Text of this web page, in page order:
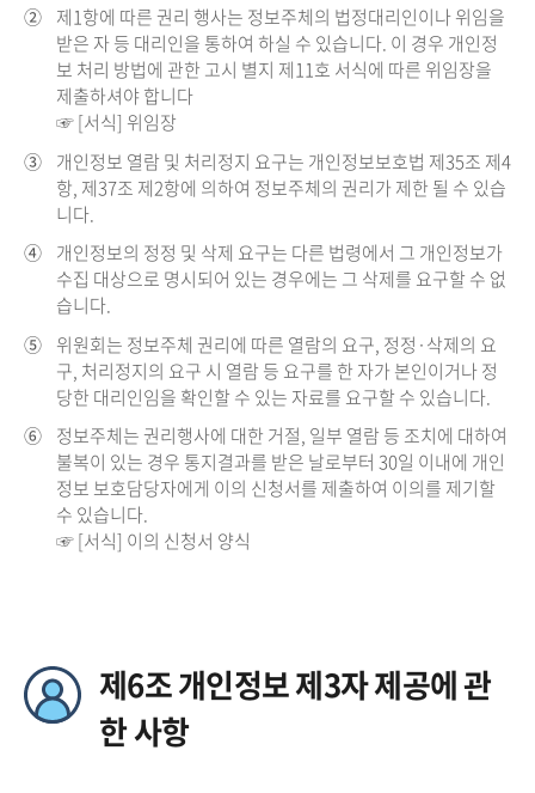
② 제1항에 따른 권리 행사는 정보주체의 법정대리인이나 위임을
받은 자 등 대리인을 통하여 하실 수 있습니다. 이 경우 개인정
보 처리 방법에 관한 고시 별지 제11호 서식에 따른 위임장을
제출하셔야 합니다
☞ [서식] 위임장
③ 개인정보 열람 및 처리정지 요구는 개인정보보호법 제35조 제4
항, 제37조 제2항에 의하여 정보주체의 권리가 제한 될 수 있습
니다.
④ 개인정보의 정정 및 삭제 요구는 다른 법령에서 그 개인정보가
수집 대상으로 명시되어 있는 경우에는 그 삭제를 요구할 수 없
습니다.
⑤ 위원회는 정보주체 권리에 따른 열람의 요구, 정정·삭제의 요
구, 처리정지의 요구 시 열람 등 요구를 한 자가 본인이거나 정
당한 대리인임을 확인할 수 있는 자료를 요구할 수 있습니다.
⑥ 정보주체는 권리행사에 대한 거절, 일부 열람 등 조치에 대하여
불복이 있는 경우 통지결과를 받은 날로부터 30일 이내에 개인
정보 보호담당자에게 이의 신청서를 제출하여 이의를 제기할
수 있습니다.
☞ [서식] 이의 신청서 양식
제6조 개인정보 제3자 제공에 관
한 사항